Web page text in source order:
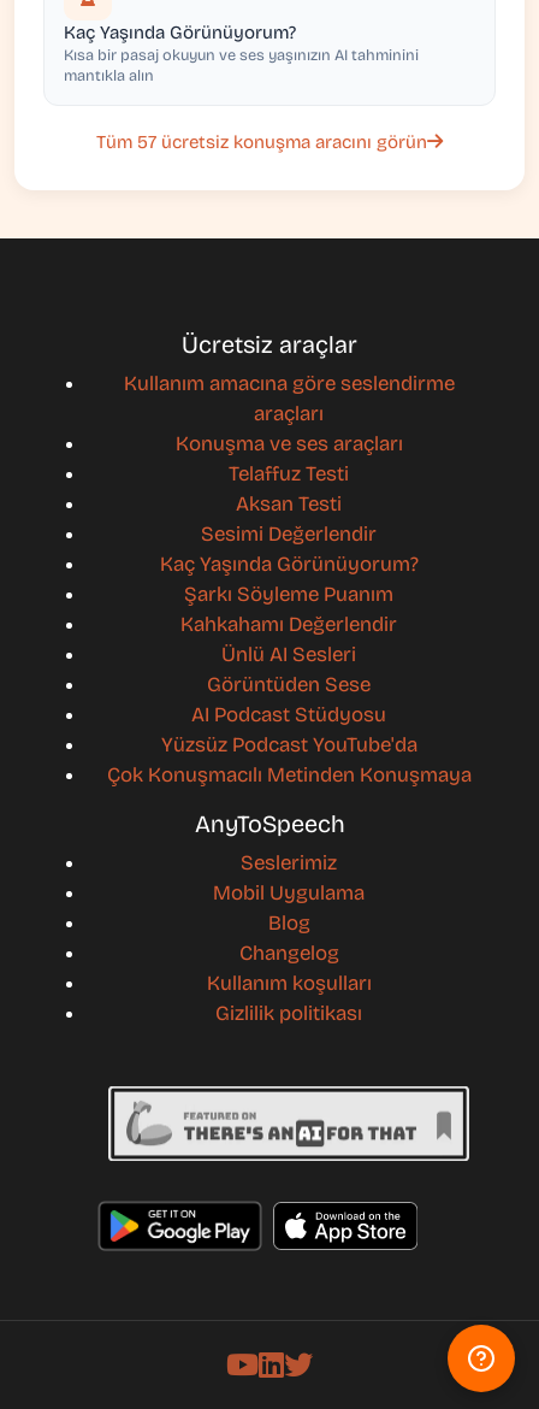
Kaç Yaşında Görünüyorum?
Kısa bir pasaj okuyun ve ses yaşınızın AI tahminini
mantıkla alın
Tüm 57 ücretsiz konuşma aracını görün
Ücretsiz araçlar
Kullanım amacına göre seslendirme
araçları
Konuşma ve ses araçları
Telaffuz Testi
Aksan Testi
Sesimi Değerlendir
Kaç Yaşında Görünüyorum?
Şarkı Söyleme Puanım
Kahkahamı Değerlendir
Ünlü AI Sesleri
Görüntüden Sese
AI Podcast Stüdyosu
Yüzsüz Podcast YouTube'da
Çok Konuşmacılı Metinden Konuşmaya
AnyToSpeech
Seslerimiz
Mobil Uygulama
Blog
Changelog
Kullanım koşulları
Gizlilik politikası